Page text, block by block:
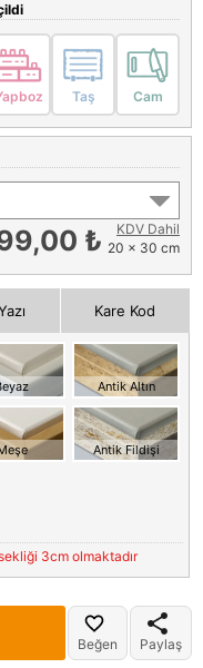
Taş Cam
₺
KDV Dahil
20 x 30 cm
Kare Kod
Antik Altın
Antik Fildişi
3cm olmaktadır
Beğen Paylaş